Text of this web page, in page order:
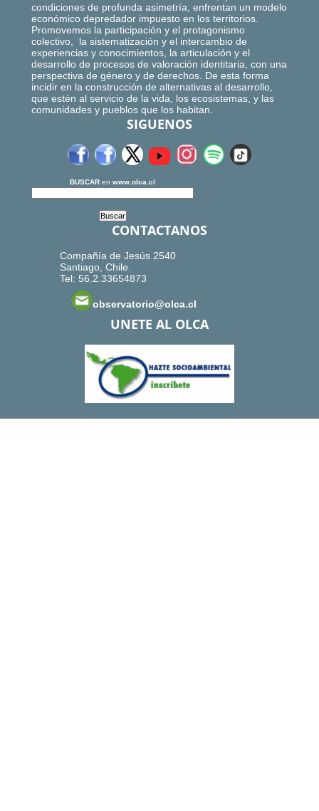
condiciones de profunda asimetría, enfrentan un modelo
económico depredador impuesto en los territorios.
Promovemos la participación y el protagonismo
colectivo, la sistematización y el intercambio de
experiencias y conocimientos, la articulación y el
desarrollo de procesos de valoración identitaria, con una
perspectiva de género y de derechos. De esta forma
incidir en la construcción de alternativas al desarrollo,
que estén al servicio de la vida, los ecosistemas, y las
comunidades y pueblos que los habitan.
SIGUENOS
BUSCAR en www.olca.cl
CONTACTANOS
Compañía de Jesús 2540
Santiago, Chile.
Tel: 56.2.33654873
observatorio@olca.cl
UNETE AL OLCA